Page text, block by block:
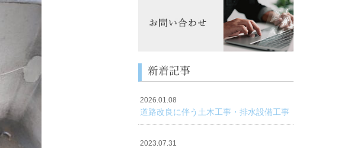
新着記事
2026.01.08
道路改良に伴う土木工事・排水設備工事
2023.07.31